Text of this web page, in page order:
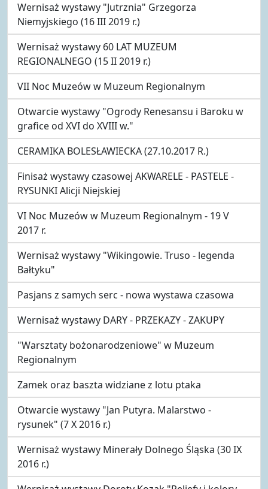
Wernisaż wystawy "Jutrznia" Grzegorza
Niemyjskiego (16 III 2019 r.)
Wernisaż wystawy 60 LAT MUZEUM
REGIONALNEGO (15 II 2019 r.)
VII Noc Muzeów w Muzeum Regionalnym
Otwarcie wystawy "Ogrody Renesansu i Baroku w
grafice od XVI do XVIII w."
CERAMIKA BOLESŁAWIECKA (27.10.2017 R.)
Finisaż wystawy czasowej AKWARELE - PASTELE -
RYSUNKI Alicji Niejskiej
VI Noc Muzeów w Muzeum Regionalnym - 19 V
2017 r.
Wernisaż wystawy "Wikingowie. Truso - legenda
Bałtyku"
Pasjans z samych serc - nowa wystawa czasowa
Wernisaż wystawy DARY - PRZEKAZY - ZAKUPY
"Warsztaty bożonarodzeniowe" w Muzeum
Regionalnym
Zamek oraz baszta widziane z lotu ptaka
Otwarcie wystawy "Jan Putyra. Malarstwo -
rysunek" (7 X 2016 r.)
Wernisaż wystawy Minerały Dolnego Śląska (30 IX
2016 r.)